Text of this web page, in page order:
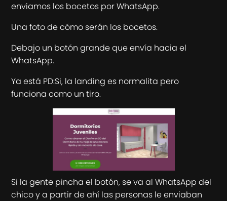
enviamos los bocetos por WhatsApp.
Una foto de cómo serán los bocetos.
Debajo un botón grande que envía hacia el
WhatsApp.
Ya está PD:Si, la landing es normalita pero
funciona como un tiro.
Si la gente pincha el botón, se va al WhatsApp del
chico y a partir de ahí las personas le enviaban